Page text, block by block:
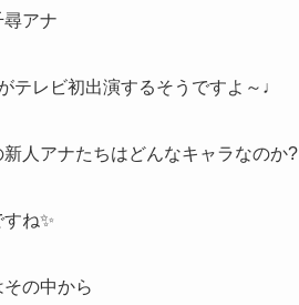
アナ
テレビ初出演するそうですよ～♩
新人アナたちはどんなキャラなのか?
ね✨
の中から